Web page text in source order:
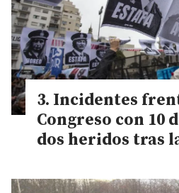
Incidentes
Congreso con 10
dos heridos tras